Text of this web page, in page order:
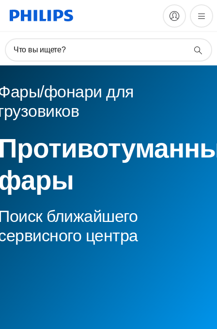
Что вы ищете?
фонари для
ближайшего
центра